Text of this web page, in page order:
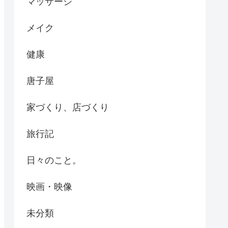
メイク
健康
唐子屋
家づくり、店づくり
旅行記
日々のこと。
映画・映像
未分類